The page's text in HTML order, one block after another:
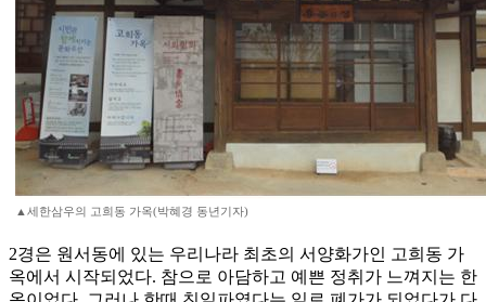
▲세한삼우의 고희동 가옥(박혜경 동년기자)
2경은 원서동에 있는 우리나라 최초의 서양화가인 고희동 가
옥에서 시작되었다. 참으로 아담하고 예쁜 정취가 느껴지는 한